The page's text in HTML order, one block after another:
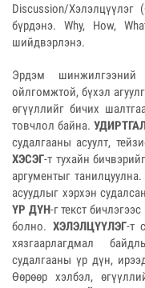
Discussion/
бүрдэнэ. Why, How,
шийдвэрлэнэ.
Эрдэм шинжилгээний
ойлгомжтой, бүхэл
өгүүллийг бичих
товчлол байна.
судалгааны асуулт,
ХЭСЭГ-т тухайн
аргументыг танилцуулна.
асуудлыг хэрхэн
ҮР ДҮН-г текст
болно. ХЭЛЭЛЦҮҮЛЭГ-т
хязгаарлагдмал
судалгааны үр дүн,
Өөрөөр хэлбэл,